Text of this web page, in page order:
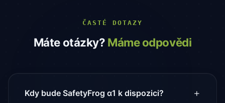
ČASTÉ DOTAZY
Máte otázky? Máme odpovědi
Kdy bude SafetyFrog α1 k dispozici?